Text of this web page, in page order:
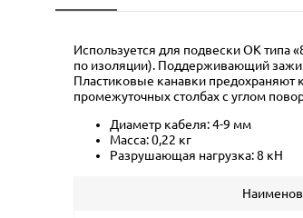
Используется для подвески ОК типа
по изоляции). Поддерживающий
Пластиковые канавки предохраняют
промежуточных столбах с углом
Диаметр кабеля: 4-9 мм
Масса: 0,22 кг
Разрушающая нагрузка: 8 кН